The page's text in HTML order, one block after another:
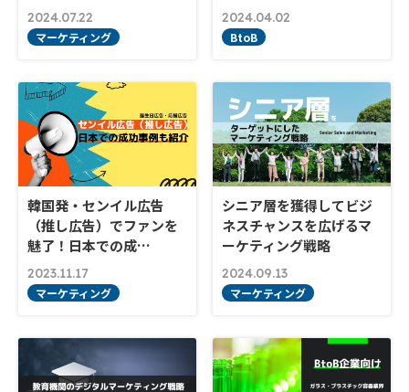
2024.07.22
マーケティング
2024.04.02
BtoB
韓国発・センイル広告
（推し広告）でファンを
魅了！日本での成…
2023.11.17
マーケティング
シニア層を獲得してビジ
ネスチャンスを広げるマ
ーケティング戦略
2024.09.13
マーケティング